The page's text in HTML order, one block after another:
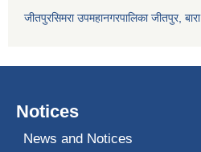
जीतपुरसिमरा उपमहानगरपालिका जीतपुर, बारा
Notices
News and Notices